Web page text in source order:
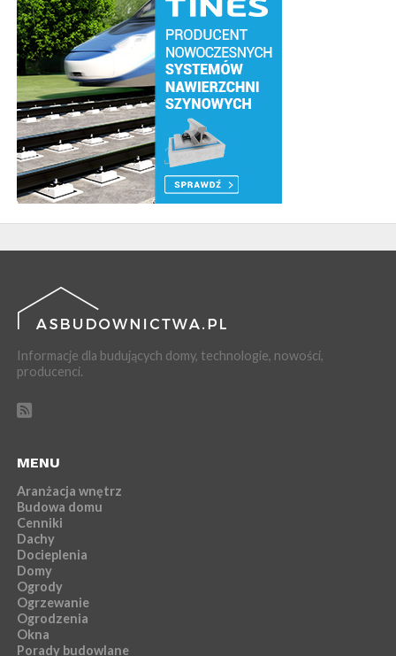
Informacje dla budujących domy, technologie, nowości,
producenci.
MENU
Aranżacja wnętrz
Budowa domu
Cenniki
Dachy
Docieplenia
Domy
Ogrody
Ogrzewanie
Ogrodzenia
Okna
Porady budowlane